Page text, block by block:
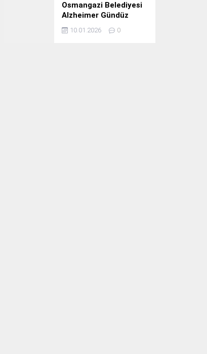
Osmangazi Belediyesi
Alzheimer Gündüz
Bakım Evi 3. Yılını
Kutladı
10.01.2026 0